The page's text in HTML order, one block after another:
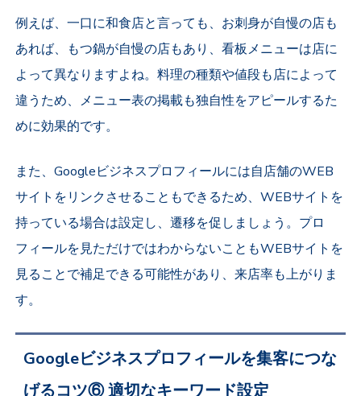
例えば、一口に和食店と言っても、お刺身が自慢の店も
あれば、もつ鍋が自慢の店もあり、看板メニューは店に
よって異なりますよね。料理の種類や値段も店によって
違うため、メニュー表の掲載も独自性をアピールするた
めに効果的です。
また、Googleビジネスプロフィールには自店舗のWEB
サイトをリンクさせることもできるため、WEBサイトを
持っている場合は設定し、遷移を促しましょう。プロ
フィールを見ただけではわからないこともWEBサイトを
見ることで補足できる可能性があり、来店率も上がりま
す。
Googleビジネスプロフィールを集客につな
げるコツ⑥ 適切なキーワード設定